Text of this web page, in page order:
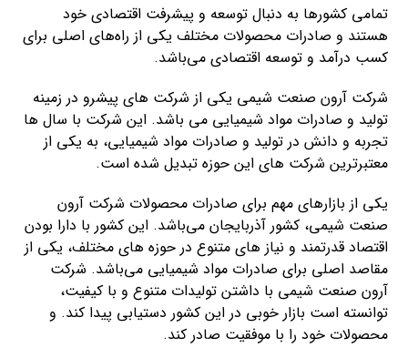
تمامی کشورها به دنبال توسعه و پیشرفت اقتصادی خود
هستند و صادرات محصولات مختلف یکی از راه‌های اصلی برای
کسب درآمد و توسعه اقتصادی می‌باشد.
شرکت آرون صنعت شیمی یکی از شرکت های پیشرو در زمینه
تولید و صادرات مواد شیمیایی می باشد. این شرکت با سال ها
تجربه و دانش در تولید و صادرات مواد شیمیایی، به یکی از
معتبرترین شرکت های این حوزه تبدیل شده است.
یکی از بازارهای مهم برای صادرات محصولات شرکت آرون
صنعت شیمی، کشور آذربایجان می‌باشد. این کشور با دارا بودن
اقتصاد قدرتمند و نیاز های متنوع در حوزه های مختلف، یکی از
مقاصد اصلی برای صادرات مواد شیمیایی می‌باشد. شرکت
آرون صنعت شیمی با داشتن تولیدات متنوع و با کیفیت،
توانسته است بازار خوبی در این کشور دستیابی پیدا کند. و
محصولات خود را با موفقیت صادر کند.